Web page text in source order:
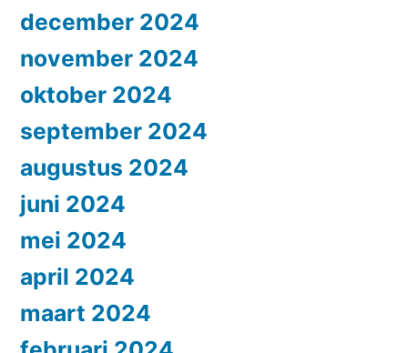
december 2024
november 2024
oktober 2024
september 2024
augustus 2024
juni 2024
mei 2024
april 2024
maart 2024